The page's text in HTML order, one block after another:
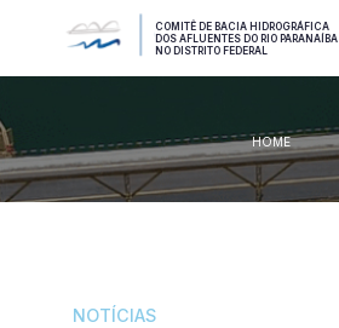
COMITÊ DE BACIA HIDROGRÁFICA
DOS AFLUENTES DO RIO PARANAÍBA
NO DISTRITO FEDERAL
HOME
NOTÍCIAS